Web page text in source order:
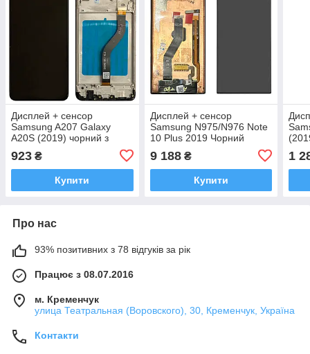
Дисплей + сенсор
Samsung A207 Galaxy
A20S (2019) чорний з
923 ₴
Купити
Дисплей + сенсор
Samsung N975/N976 Note
10 Plus 2019 Чорний
9 188₴
Купити
1
Про нас
93% позитивних з 78 відгуків за рік
Працює з 08.07.2016
м. Кременчук
улица Театральная (Воровского), 30, Кременчук, Україна
Контакти